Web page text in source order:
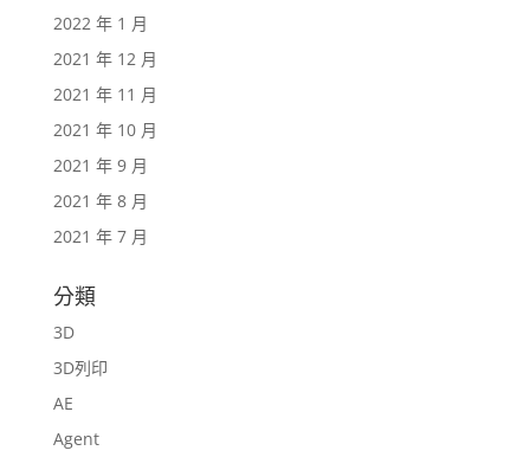
2022 年 1 月
2021 年 12 月
2021 年 11 月
2021 年 10 月
2021 年 9 月
2021 年 8 月
2021 年 7 月
分類
3D
3D列印
AE
Agent